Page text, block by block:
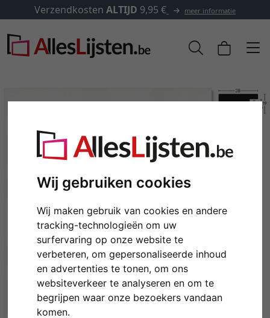
Wij gebruiken cookies
Wij maken gebruik van cookies en andere
tracking-technologieën om uw
surfervaring op onze website te
verbeteren, om gepersonaliseerde inhoud
en advertenties te tonen, om ons
websiteverkeer te analyseren en om te
begrijpen waar onze bezoekers vandaan
komen.
meer informatie ✓ 500.000 artikelen om
Terug